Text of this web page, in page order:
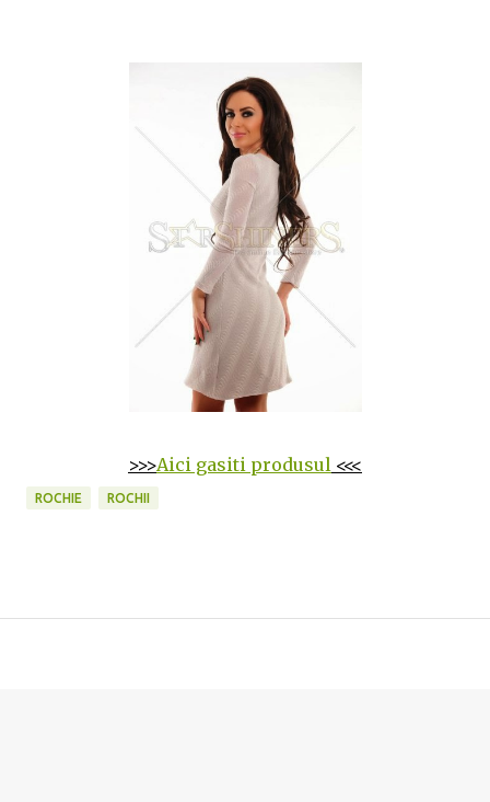
>>>Aici gasiti produsul <<<
ROCHIE ROCHII